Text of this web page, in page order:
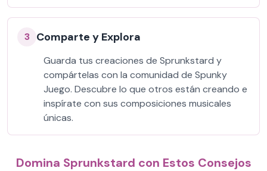
3 Comparte y Explora
Guarda tus creaciones de Sprunkstard y
compártelas con la comunidad de Spunky
Juego. Descubre lo que otros están creando e
inspírate con sus composiciones musicales
únicas.
Domina Sprunkstard con Estos Consejos